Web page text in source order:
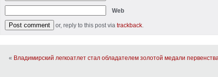
Web
or, reply to this post via trackback.
« Владимирский легкоатлет стал обладателем золотой медали